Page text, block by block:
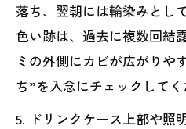
落ち、翌朝には輪染みとし
色い跡は、過去に複数回結
ミの外側にカビが広がりや
ち”を入念にチェックしてく
5. ドリンクケース上部や照